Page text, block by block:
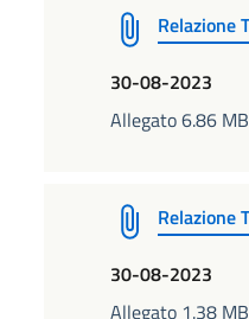
Relazione
30-08-2023
Allegato 6.86
Relazione
30-08-2023
Allegato 1.38